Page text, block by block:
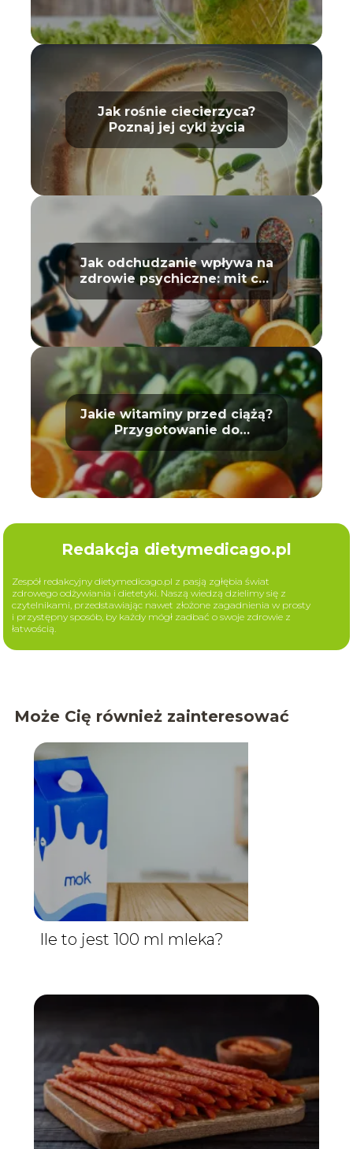
Jak rośnie ciecierzyca?
Poznaj jej cykl życia
Jak odchudzanie wpływa na
zdrowie psychiczne: mit czy
prawda?
Jakie witaminy przed ciążą?
Przygotowanie do
macierzyństwa
Redakcja dietymedicago.pl
Zespół redakcyjny dietymedicago.pl z pasją zgłębia świat
zdrowego odżywiania i dietetyki. Naszą wiedzą dzielimy się z
czytelnikami, przedstawiając nawet złożone zagadnienia w prosty
i przystępny sposób, by każdy mógł zadbać o swoje zdrowie z
łatwością.
Może Cię również zainteresować
Ile to jest 100 ml mleka?